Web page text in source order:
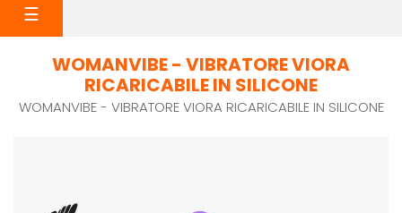
navigazione
☰
WOMANVIBE - VIBRATORE VIORA
RICARICABILE IN SILICONE
WOMANVIBE - VIBRATORE VIORA RICARICABILE IN SILICONE